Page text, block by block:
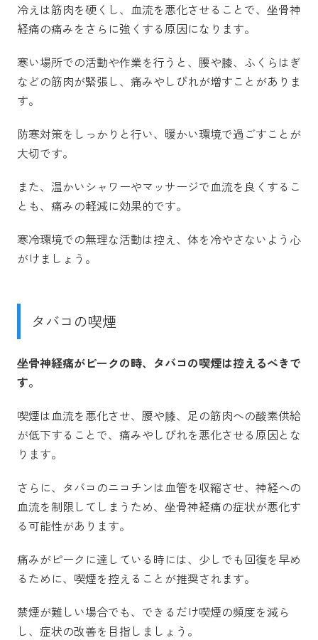
冷えは筋肉を硬くし、血流を悪化させることで、坐骨神
経痛の痛みをさらに強くする原因になります。
寒い場所での活動や作業を行うと、腰や膝、ふくらはぎ
などの筋肉が緊張し、痛みやしびれが増すことがありま
す。
防寒対策をしっかりと行い、暖かい環境で過ごすことが
大切です。
また、温かいシャワーやマッサージで血流を良くするこ
とも、痛みの軽減に効果的です。
寒冷環境での無理な活動は控え、体を冷やさないよう心
がけましょう。
タバコの喫煙
坐骨神経痛がピークの時、タバコの喫煙は控えるべきで
す。
喫煙は血流を悪化させ、腰や膝、足の筋肉への酸素供給
が低下することで、痛みやしびれを悪化させる原因とな
ります。
さらに、タバコのニコチンは血管を収縮させ、神経への
血流を制限してしまうため、坐骨神経痛の症状が悪化す
る可能性があります。
痛みがピークに達している時には、少しでも回復を早め
るために、喫煙を控えることが推奨されます。
禁煙が難しい場合でも、できるだけ喫煙の頻度を減ら
し、症状の改善を目指しましょう。